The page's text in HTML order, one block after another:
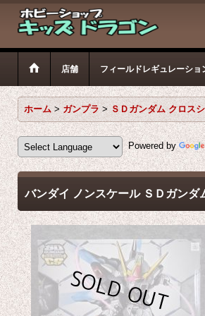
店舗 フィールドレギュレーショ
ホーム > ガンプラ > ＳＤガンダム クロス
Powered by
バンダイ ノンスケール ＳＤガン